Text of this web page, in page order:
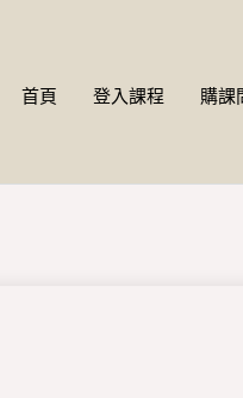
首頁 登入課程 購課